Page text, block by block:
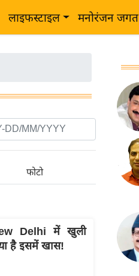
लाइफस्टाइल मनोरंजन जगत
फोटो
Delhi में खुली
है इसमें खास!